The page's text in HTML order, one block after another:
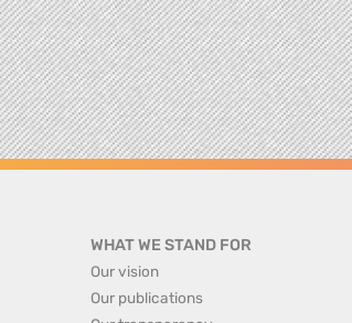
WHAT WE STAND FOR
Our vision
Our publications